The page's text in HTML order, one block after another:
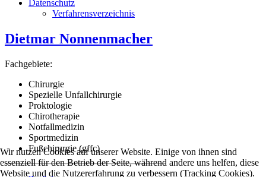
Datenschutz
Verfahrensverzeichnis
Dietmar Nonnenmacher
Fachgebiete:
Chirurgie
Spezielle Unfallchirurgie
Proktologie
Chirotherapie
Notfallmedizin
Sportmedizin
Fußchirurgie (gffc)
Wir nutzen Cookies auf unserer Website. Einige von ihnen sind
essenziell für den Betrieb der Seite, während andere uns helfen, diese
Website und die Nutzererfahrung zu verbessern (Tracking Cookies).